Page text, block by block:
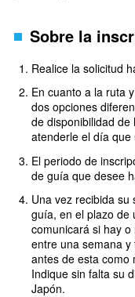
Sobre la
Realice la solicitud
En cuanto a la ruta
dos opciones
de disponibilidad
atenderle el día que
El periodo de
de guía que desee
Una vez recibida su
guía, en el plazo de
comunicará si hay
entre una semana
antes de esta como
Indique sin falta su
Japón.